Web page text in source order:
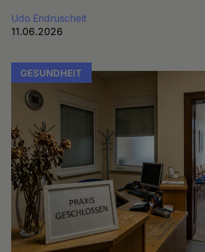
Udo Endruscheit
11.06.2026
GESUNDHEIT